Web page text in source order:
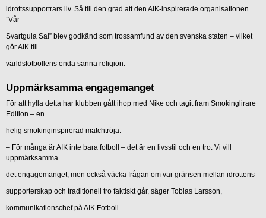
idrottssupportrars liv. Så till den grad att den AIK-inspirerade organisationen
”Vår
Svartgula Sal” blev godkänd som trossamfund av den svenska staten – vilket
gör AIK till
världsfotbollens enda sanna religion.
Uppmärksamma engagemanget
För att hylla detta har klubben gått ihop med Nike och tagit fram Smokinglirare
Edition – en
helig smokinginspirerad matchtröja.
– För många är AIK inte bara fotboll – det är en livsstil och en tro. Vi vill
uppmärksamma
det engagemanget, men också väcka frågan om var gränsen mellan idrottens
supporterskap och traditionell tro faktiskt går, säger Tobias Larsson,
kommunikationschef på AIK Fotboll.